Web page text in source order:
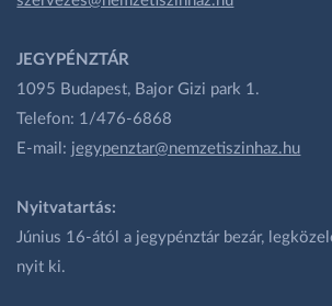
JEGYPÉNZTÁR
1095 Budapest, Bajor Gizi park 1.
Telefon: 1/476-6868
E-mail: jegypenztar@nemzetiszinhaz.hu
Nyitvatartás:
Június 16-ától a jegypénztár bezár,
nyit ki.